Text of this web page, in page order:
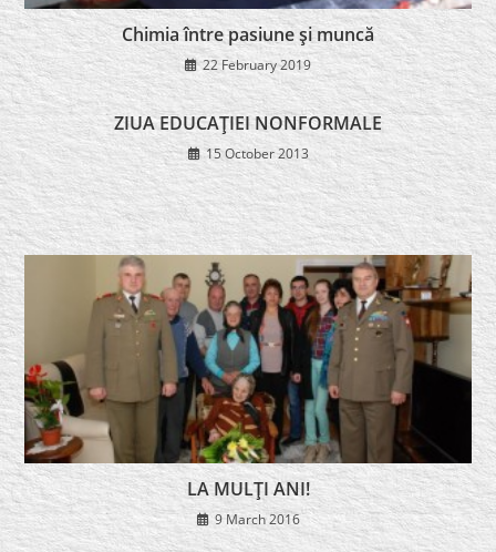
Chimia între pasiune şi muncă
22 February 2019
ZIUA EDUCAŢIEI NONFORMALE
15 October 2013
LA MULŢI ANI!
9 March 2016